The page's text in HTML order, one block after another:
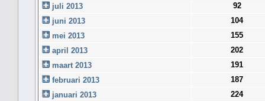
juli 2013
92
juni 2013
104
mei 2013
155
april 2013
202
maart 2013
191
februari 2013
187
januari 2013
224